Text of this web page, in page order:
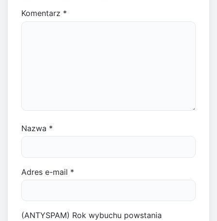
Komentarz *
Nazwa *
Adres e-mail *
(ANTYSPAM) Rok wybuchu powstania